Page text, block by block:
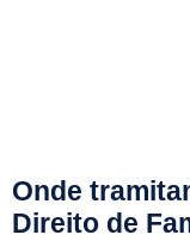
Onde
Direito de